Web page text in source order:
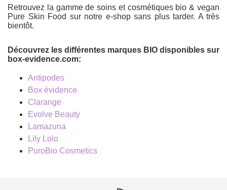
Retrouvez la gamme de soins et cosmétiques bio & vegan
Pure Skin Food sur notre e-shop sans plus tarder. A très
bientôt.
Découvrez les différentes marques BIO disponibles sur
box-evidence.com:
Antipodes
Box évidence
Clarange
Evolve Beauty
Lamazuna
Lily Lolo
PuroBio Cosmetics